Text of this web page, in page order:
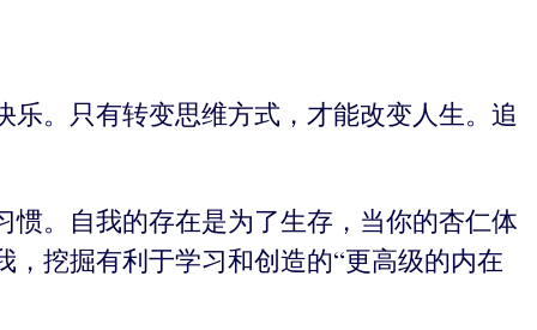
。只有转变思维方式，才能改变人生。追
。自我的存在是为了生存，当你的杏仁体
挖掘有利于学习和创造的“更高级的内在